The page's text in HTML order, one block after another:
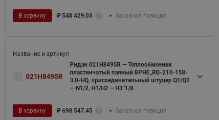
В корзину ₽ 548 429.03 Заказная позиция
021H8495R
Ридан 021H8495R — Теплообменник
пластинчатый паяный BPHE_RD-210-158-
3,0-HQ, присоединительный штуцер Q1/Q2
— N1/2, H1/H2 — H3''1/8
В корзину ₽ 698 547.45 Заказная позиция